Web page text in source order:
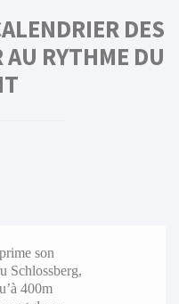
DES
AU RYTHME DU
son
Schlossberg,
400m